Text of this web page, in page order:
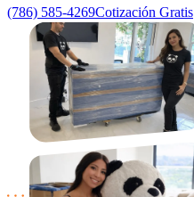
(786) 585-4269Cotización Gratis